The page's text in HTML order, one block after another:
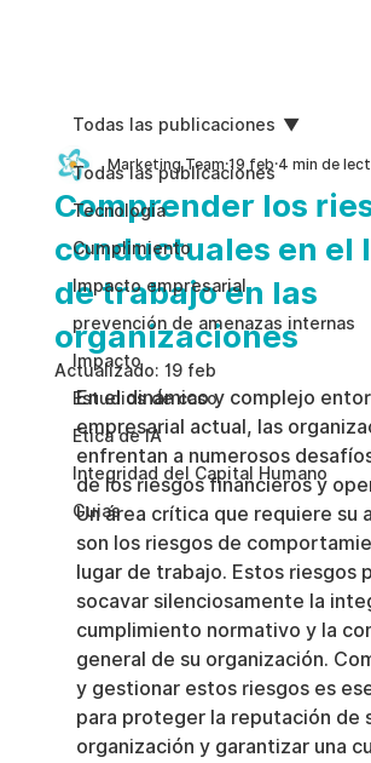
Todas las publicaciones
Tecnologia
Cumplimiento
Impacto empresarial
prevención de amenazas internas
Impacto
Estudios de caso
Etica de IA
Integridad del Capital Humano
Guias
Todas las publicaciones
Comprender los
conductuales en el
de trabajo en las
organizaciones
Marketing Team 19 feb 4 min de
Actualizado: 19 feb
En el dinámico y complejo
empresarial actual, las
enfrentan a numerosos
de los riesgos financieros y
Un área crítica que requiere su
son los riesgos de
lugar de trabajo. Estos riesgos
socavar silenciosamente la
cumplimiento normativo y la
general de su organización.
y gestionar estos riesgos es
para proteger la reputación de
organización y garantizar una